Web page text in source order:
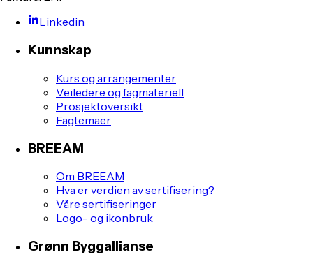
Linkedin
Kunnskap
Kurs og arrangementer
Veiledere og fagmateriell
Prosjektoversikt
Fagtemaer
BREEAM
Om BREEAM
Hva er verdien av sertifisering?
Våre sertifiseringer
Logo- og ikonbruk
Grønn Byggallianse